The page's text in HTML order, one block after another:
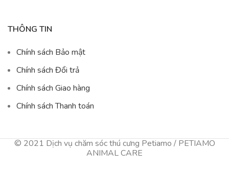
THÔNG TIN
Chính sách Bảo mật
Chính sách Đổi trả
Chính sách Giao hàng
Chính sách Thanh toán
© 2021 Dịch vụ chăm sóc thú cưng Petiamo / PETIAMO
ANIMAL CARE